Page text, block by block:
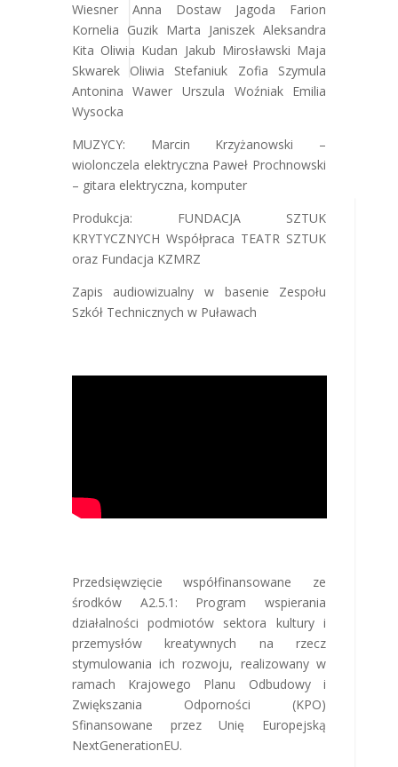
Wiesner Anna Dostaw Jagoda Farion
Kornelia Guzik Marta Janiszek Aleksandra
Kita Oliwia Kudan Jakub Mirosławski Maja
Skwarek Oliwia Stefaniuk Zofia Szymula
Antonina Wawer Urszula Woźniak Emilia
Wysocka
MUZYCY: Marcin Krzyżanowski –
wiolonczela elektryczna Paweł Prochnowski
– gitara elektryczna, komputer
Produkcja: FUNDACJA SZTUK
KRYTYCZNYCH Współpraca TEATR SZTUK
oraz Fundacja KZMRZ
Zapis audiowizualny w basenie Zespołu
Szkół Technicznych w Puławach
Przedsięwzięcie współfinansowane ze
środków A2.5.1: Program wspierania
działalności podmiotów sektora kultury i
przemysłów kreatywnych na rzecz
stymulowania ich rozwoju, realizowany w
ramach Krajowego Planu Odbudowy i
Zwiększania Odporności (KPO)
Sfinansowane przez Unię Europejską
NextGenerationEU.